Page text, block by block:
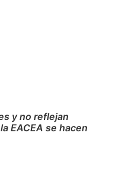
y no reflejan
EACEA se hacen